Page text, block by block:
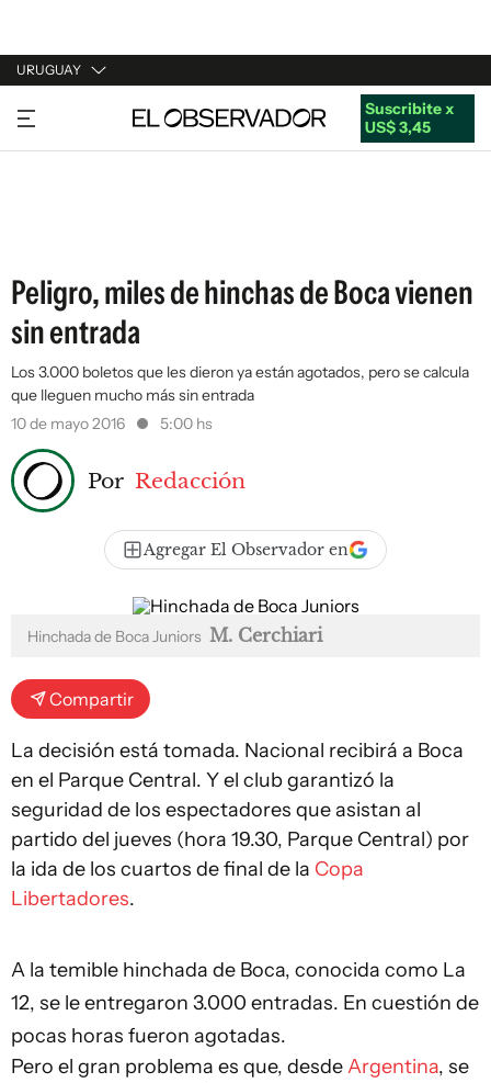
URUGUAY
URUGUAY
ARGENTINA
Suscribite x
US$ 3,45
Peligro, miles de hinchas de Boca vienen
sin entrada
Los 3.000 boletos que les dieron ya están agotados, pero se calcula
que lleguen mucho más sin entrada
10 de mayo 2016
5:00 hs
Por Redacción
Agregar El Observador en
Hinchada de Boca Juniors M. Cerchiari
Compartir
La decisión está tomada. Nacional recibirá a Boca
en el Parque Central. Y el club garantizó la
seguridad de los espectadores que asistan al
partido del jueves (hora 19.30, Parque Central) por
la ida de los cuartos de final de la Copa
Libertadores.
A la temible hinchada de Boca, conocida como La
12, se le entregaron 3.000 entradas. En cuestión de
pocas horas fueron agotadas.
Pero el gran problema es que, desdeArgentina, se